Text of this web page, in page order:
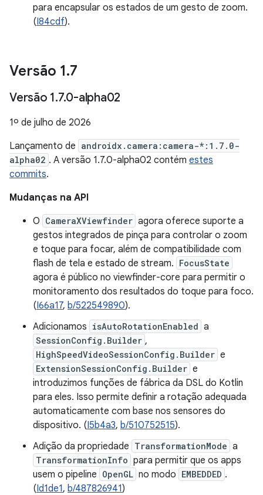
para encapsular os estados de um gesto de zoom.
(I84cdf).
Versão 1.7
Versão 1.7.0-alpha02
1º de julho de 2026
Lançamento de androidx.camera:camera-*:1.7.0-
alpha02 . A versão 1.7.0-alpha02 contém estes
commits.
Mudanças na API
O CameraXViewfinder agora oferece suporte a
gestos integrados de pinça para controlar o zoom
e toque para focar, além de compatibilidade com
flash de tela e estado de stream. FocusState
agora é público no viewfinder-core para permitir o
monitoramento dos resultados do toque para foco.
(I66a17, b/522549890).
Adicionamos isAutoRotationEnabled a
SessionConfig.Builder ,
HighSpeedVideoSessionConfig.Builder e
ExtensionSessionConfig.Builder e
introduzimos funções de fábrica da DSL do Kotlin
para eles. Isso permite definir a rotação adequada
automaticamente com base nos sensores do
dispositivo. (I5b4a3, b/510752515).
Adição da propriedade TransformationMode a
TransformationInfo para permitir que os apps
usem o pipeline OpenGL no modo EMBEDDED .
(Id1de1, b/487826941)